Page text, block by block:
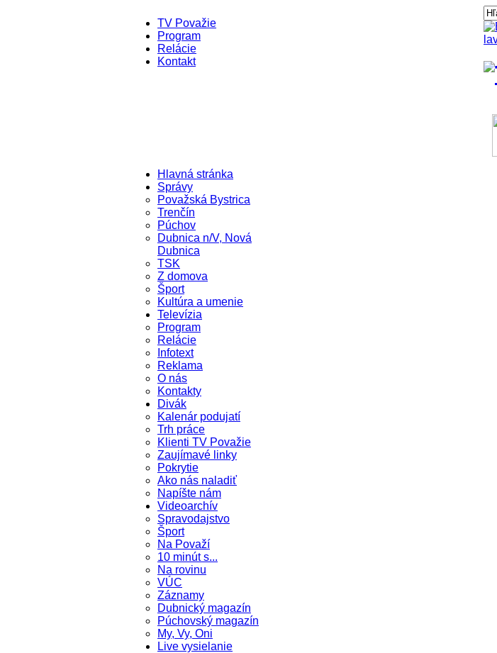
TV Považie
Program
Relácie
Kontakt
Hlavná stránka
Správy
Považská Bystrica
Trenčín
Púchov
Dubnica n/V, Nová
Dubnica
TSK
Z domova
Šport
Kultúra a umenie
Televízia
Program
Relácie
Infotext
Reklama
O nás
Kontakty
Divák
Kalenár podujatí
Trh práce
Klienti TV Považie
Zaujímavé linky
Pokrytie
Ako nás naladiť
Napíšte nám
Videoarchív
Spravodajstvo
Šport
Na Považí
10 minút s...
Na rovinu
VÚC
Záznamy
Dubnický magazín
Púchovský magazín
My, Vy, Oni
Live vysielanie